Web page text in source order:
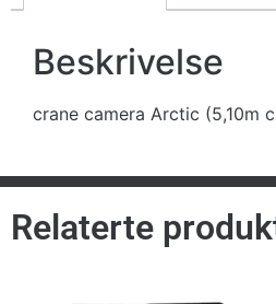
Beskrivelse
crane camera Arctic (5,10m
Relaterte